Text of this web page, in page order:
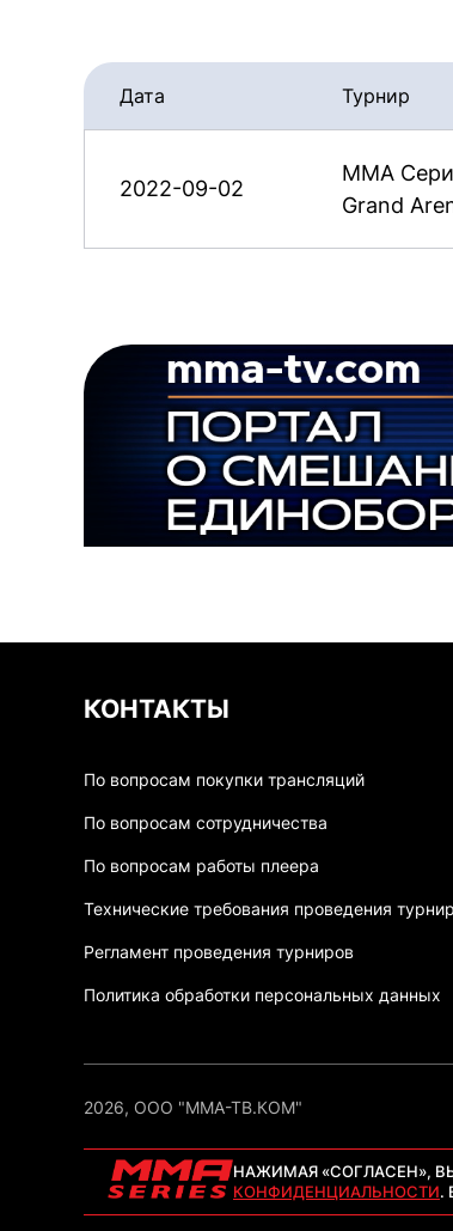
Дата Турнир
2022-09-02
ММА
Grand
КОНТАКТЫ
По вопросам покупки трансляций
По вопросам сотрудничества
По вопросам работы плеера
Технические требования проведения
Регламент проведения турниров
Политика обработки персональных данных
2026, ООО "ММА-ТВ.КОМ"
НАЖИМАЯ «СОГЛАСЕН»,
КОНФИДЕНЦИАЛЬНОСТИ.